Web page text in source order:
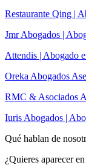
Restaurante Qing |
Jmr Abogados |
Attendis | Abogado
Oreka Abogados
RMC & Asociados
Iuris Abogados |
Qué hablan de
¿Quieres aparecer